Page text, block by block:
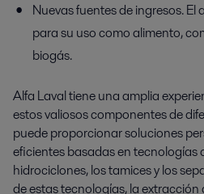
Nuevas fuentes de ingresos. El
para su uso como alimento,
biogás.
Alfa Laval tiene una amplia
estos valiosos componentes de
puede proporcionar soluciones
eficientes basadas en tecnologías
hidrociclones, los tamices y los
de estas tecnologías, la extracción